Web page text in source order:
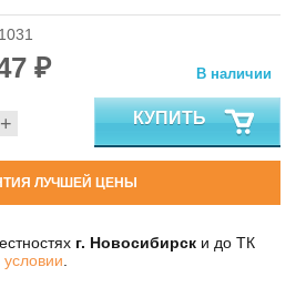
₽
+
В наличии
КУПИТЬ
ЛУЧШЕЙ ЦЕНЫ
г. Новосибирск и до ТК
условии